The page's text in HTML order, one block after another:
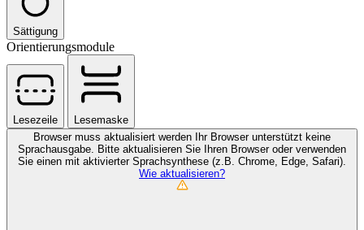
Sättigung
Orientierungsmodule
Lesezeile
Lesemaske
Browser muss aktualisiert werden Ihr Browser unterstützt keine
Sprachausgabe. Bitte aktualisieren Sie Ihren Browser oder verwenden
Sie einen mit aktivierter Sprachsynthese (z.B. Chrome, Edge, Safari).
Wie aktualisieren?